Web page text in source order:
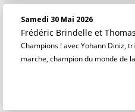
Samedi 30 Mai 2026
Frédéric Brindelle et
Champions ! avec Yohann Diniz,
marche, champion du monde de